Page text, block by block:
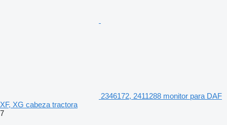
2346172, 2411288 monitor para DAF
XF, XG cabeza tractora
7